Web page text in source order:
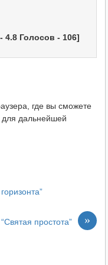
4.8Голосов - 106]
где вы сможете
для дальнейшей
»
простота”